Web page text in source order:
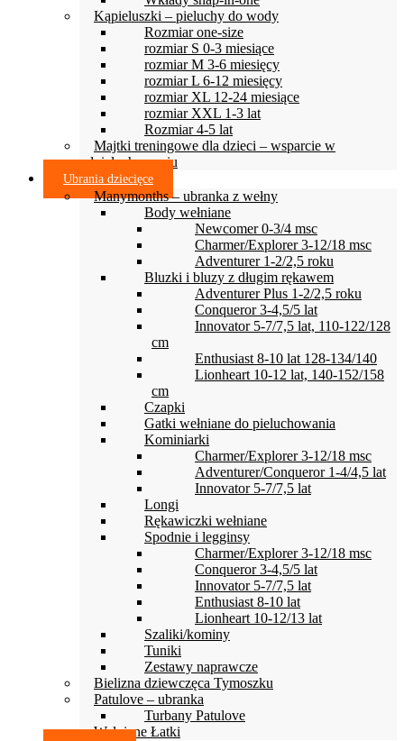
Kąpieluszki – pieluchy do wody
Rozmiar one-size
rozmiar S 0-3 miesiące
rozmiar M 3-6 miesięcy
rozmiar L 6-12 miesięcy
rozmiar XL 12-24 miesiące
rozmiar XXL 1-3 lat
Rozmiar 4-5 lat
Majtki treningowe dla dzieci – wsparcie w
odpieluchowaniu
Ubrania dziecięce
Manymonths – ubranka z wełny
Body wełniane
Newcomer 0-3/4 msc
Charmer/Explorer 3-12/18 msc
Adventurer 1-2/2,5 roku
Bluzki i bluzy z długim rękawem
Adventurer Plus 1-2/2,5 roku
Conqueror 3-4,5/5 lat
Innovator 5-7/7,5 lat, 110-122/128
cm
Enthusiast 8-10 lat 128-134/140
Lionheart 10-12 lat, 140-152/158
cm
Czapki
Gatki wełniane do pieluchowania
Kominiarki
Charmer/Explorer 3-12/18 msc
Adventurer/Conqueror 1-4/4,5 lat
Innovator 5-7/7,5 lat
Longi
Rękawiczki wełniane
Spodnie i legginsy
Charmer/Explorer 3-12/18 msc
Conqueror 3-4,5/5 lat
Innovator 5-7/7,5 lat
Enthusiast 8-10 lat
Lionheart 10-12/13 lat
Szaliki/kominy
Tuniki
Zestawy naprawcze
Bielizna dziewczęca Tymoszku
Patulove – ubranka
Turbany Patulove
Wełniane Łatki